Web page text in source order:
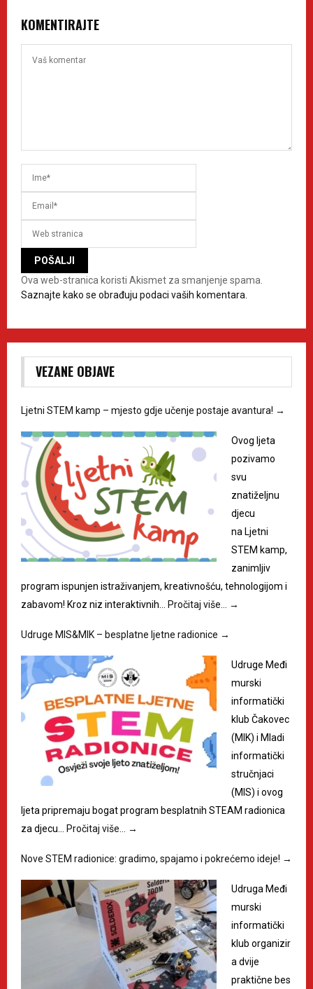
KOMENTIRAJTE
Ova web-stranica koristi Akismet za smanjenje spama.
Saznajte kako se obrađuju podaci vaših komentara.
VEZANE OBJAVE
Ljetni STEM kamp – mjesto gdje učenje postaje avantura! →
Ovog ljeta
pozivamo
svu
znatiželjnu
djecu
na Ljetni
STEM kamp,
zanimljiv
program ispunjen istraživanjem, kreativnošću, tehnologijom i
zabavom! Kroz niz interaktivnih… Pročitaj više… →
Udruge MIS&MIK – besplatne ljetne radionice →
Udruge Međi
murski
informatički
klub Čakovec
(MIK) i Mladi
informatički
stručnjaci
(MIS) i ovog
ljeta pripremaju bogat program besplatnih STEAM radionica
za djecu… Pročitaj više… →
Nove STEM radionice: gradimo, spajamo i pokrećemo ideje! →
Udruga Međi
murski
informatički
klub organizir
a dvije
praktične bes